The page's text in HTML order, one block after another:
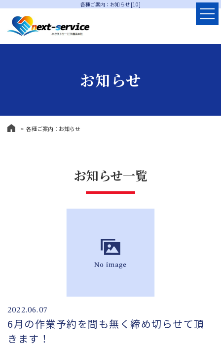
各種ご案内：お知らせ [10]
お知らせ
各種ご案内：お知らせ
お知らせ一覧
2022.06.07
6月の作業予約を間も無く締め切らせて頂
きます！